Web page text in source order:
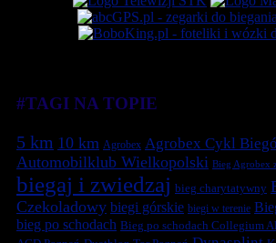
#TAGI NA TOPIE
5 km 10 km Agrobex Agrobex Cykl
Automobilklub Wielkopolski Bieg Agrobex
biegaj i zwiedzaj bieg charytatywny
Czekoladowy biegi górskie biegi w terenie
bieg po schodach Bieg po schodach Collegium